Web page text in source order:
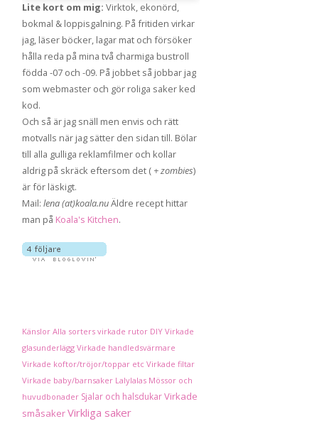
Lite kort om mig: Virktok, ekonörd,
bokmal & loppisgalning. På fritiden virkar
jag, läser böcker, lagar mat och försöker
hålla reda på mina två charmiga bustroll
födda -07 och -09. På jobbet så jobbar jag
som webmaster och gör roliga saker ked
kod.
Och så är jag snäll men envis och rätt
motvalls när jag sätter den sidan till. Bölar
till alla gulliga reklamfilmer och kollar
aldrig på skräck eftersom det ( + zombies)
är för läskigt.
Mail: lena (at)koala.nuÄldre recept hittar
man på Koala's Kitchen.
Känslor Alla sorters virkade rutor DIY Virkade
glasunderlägg Virkade handledsvärmare
Virkade koftor/tröjor/toppar etc Virkade filtar
Virkade baby/barnsaker Lalylalas Mössor och
huvudbonader Sjalar och halsdukarVirkade
småsakerVirkliga saker